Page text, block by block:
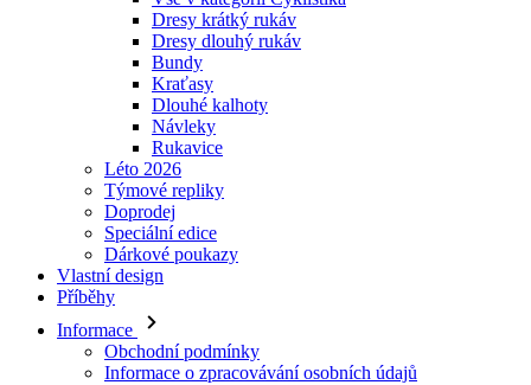
Dresy krátký rukáv
Dresy dlouhý rukáv
Bundy
Kraťasy
Dlouhé kalhoty
Návleky
Rukavice
Léto 2026
Týmové repliky
Doprodej
Speciální edice
Dárkové poukazy
Vlastní design
Příběhy
Informace
Obchodní podmínky
Informace o zpracovávání osobních údajů